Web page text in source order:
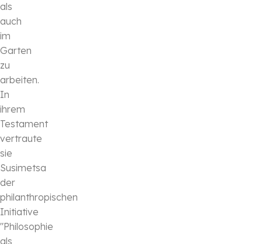
als
auch
im
Garten
zu
arbeiten.
In
ihrem
Testament
vertraute
sie
Susimetsa
der
philanthropischen
Initiative
"Philosophie
als